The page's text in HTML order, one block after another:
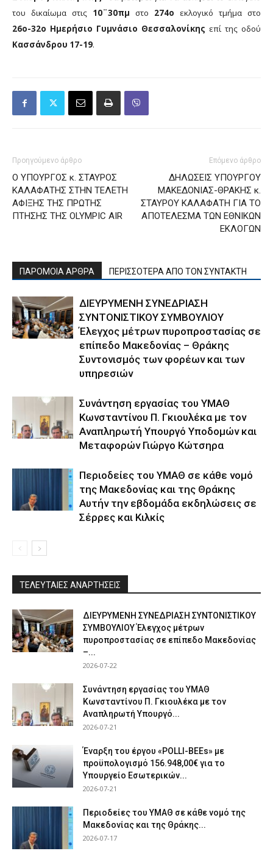
του δικαίωμα στις 10¨30πμ στο 274ο εκλογικό τμήμα στο
26ο-32ο Ημερήσιο Γυμνάσιο Θεσσαλονίκης επί της οδού
Κασσάνδρου 17-19.
Προηγούμενο άρθρο
Ο ΥΠΟΥΡΓΟΣ κ. ΣΤΑΥΡΟΣ
ΚΑΛΑΦΑΤΗΣ ΣΤΗΝ ΤΕΛΕΤΗ
ΑΦΙΞΗΣ ΤΗΣ ΠΡΩΤΗΣ
ΠΤΗΣΗΣ ΤΗΣ OLYMPIC AIR
Επόμενο άρθρο
ΔΗΛΩΣΕΙΣ ΥΠΟΥΡΓΟΥ
ΜΑΚΕΔΟΝΙΑΣ-ΘΡΑΚΗΣ κ.
ΣΤΑΥΡΟΥ ΚΑΛΑΦΑΤΗ ΓΙΑ ΤΟ
ΑΠΟΤΕΛΕΣΜΑ ΤΩΝ ΕΘΝΙΚΩΝ
ΕΚΛΟΓΩΝ
ΠΑΡΟΜΟΙΑ ΑΡΘΡΑ ΠΕΡΙΣΣΟΤΕΡΑ ΑΠΟ ΤΟΝ ΣΥΝΤΑΚΤΗ
ΔΙΕΥΡΥΜΕΝΗ ΣΥΝΕΔΡΙΑΣΗ
ΣΥΝΤΟΝΙΣΤΙΚΟΥ ΣΥΜΒΟΥΛΙΟΥ
Έλεγχος μέτρων πυροπροστασίας σε
επίπεδο Μακεδονίας – Θράκης
Συντονισμός των φορέων και των
υπηρεσιών
Συνάντηση εργασίας του ΥΜΑΘ
Κωνσταντίνου Π. Γκιουλέκα με τον
Αναπληρωτή Υπουργό Υποδομών και
Μεταφορών Γιώργο Κώτσηρα
Περιοδείες του ΥΜΑΘ σε κάθε νομό
της Μακεδονίας και της Θράκης
Αυτήν την εβδομάδα εκδηλώσεις σε
Σέρρες και Κιλκίς
ΤΕΛΕΥΤΑΙΕΣ ΑΝΑΡΤΗΣΕΙΣ
ΔΙΕΥΡΥΜΕΝΗ ΣΥΝΕΔΡΙΑΣΗ ΣΥΝΤΟΝΙΣΤΙΚΟΥ
ΣΥΜΒΟΥΛΙΟΥ Έλεγχος μέτρων
πυροπροστασίας σε επίπεδο Μακεδονίας
–...
2026-07-22
Συνάντηση εργασίας του ΥΜΑΘ
Κωνσταντίνου Π. Γκιουλέκα με τον
Αναπληρωτή Υπουργό...
2026-07-21
Έναρξη του έργου «POLLI-BEEs» με
προϋπολογισμό 156.948,00€ για το
Υπουργείο Εσωτερικών...
2026-07-21
Περιοδείες του ΥΜΑΘ σε κάθε νομό της
Μακεδονίας και της Θράκης...
2026-07-17